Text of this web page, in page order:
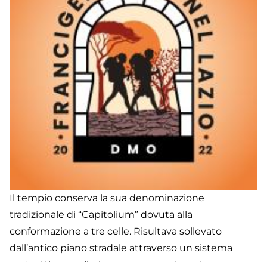
Il tempio conserva la sua denominazione
tradizionale di “Capitolium” dovuta alla
conformazione a tre celle. Risultava sollevato
dall’antico piano stradale attraverso un sistema